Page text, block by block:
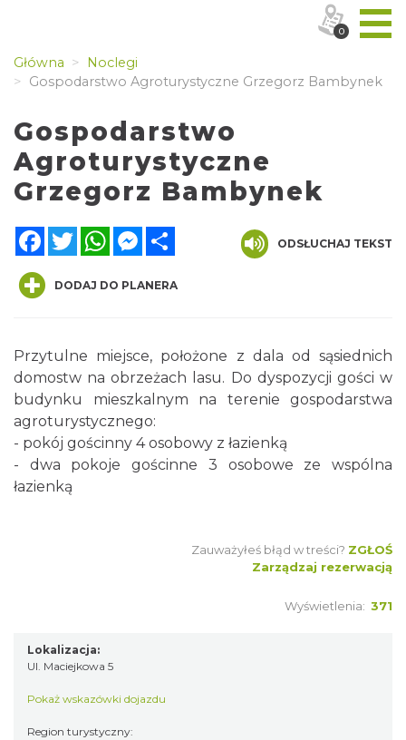
Główna
Noclegi
Gospodarstwo Agroturystyczne Grzegorz Bambynek
Gospodarstwo
Agroturystyczne
Grzegorz Bambynek
FacebookTwitterWhatsAppMessenger
ODSŁUCHAJ TEKST
DODAJ DO PLANERA
Przytulne miejsce, położone z dala od sąsiednich
domostw na obrzeżach lasu. Do dyspozycji gości w
budynku mieszkalnym na terenie gospodarstwa
agroturystycznego:
- pokój gościnny 4 osobowy z łazienką
- dwa pokoje gościnne 3 osobowe ze wspólna
łazienką
Zauważyłeś błąd w treści? ZGŁOŚ
Zarządzaj rezerwacją
Wyświetlenia: 371
Lokalizacja:
Ul. Maciejkowa 5
Pokaż wskazówki dojazdu
Region turystyczny:
0